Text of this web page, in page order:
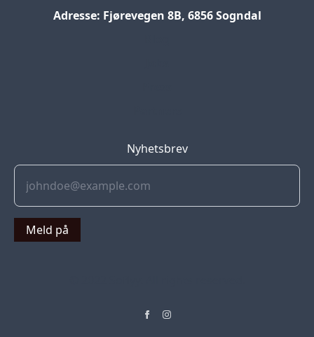
Adresse: Fjørevegen 8B, 6856 Sogndal
Nyhetsbrev
Meld på